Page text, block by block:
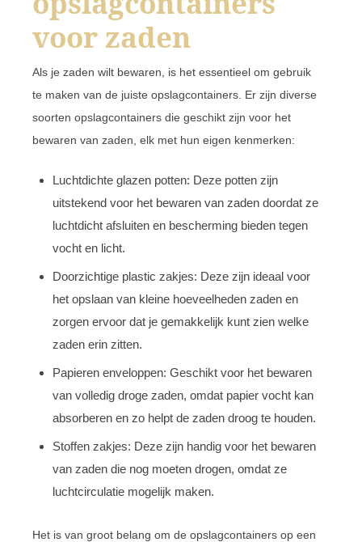
voor zaden
Als je zaden wilt bewaren, is het essentieel om gebruik
te maken van de juiste opslagcontainers. Er zijn diverse
soorten opslagcontainers die geschikt zijn voor het
bewaren van zaden, elk met hun eigen kenmerken:
Luchtdichte glazen potten: Deze potten zijn
uitstekend voor het bewaren van zaden doordat ze
luchtdicht afsluiten en bescherming bieden tegen
vocht en licht.
Doorzichtige plastic zakjes: Deze zijn ideaal voor
het opslaan van kleine hoeveelheden zaden en
zorgen ervoor dat je gemakkelijk kunt zien welke
zaden erin zitten.
Papieren enveloppen: Geschikt voor het bewaren
van volledig droge zaden, omdat papier vocht kan
absorberen en zo helpt de zaden droog te houden.
Stoffen zakjes: Deze zijn handig voor het bewaren
van zaden die nog moeten drogen, omdat ze
luchtcirculatie mogelijk maken.
Het is van groot belang om de opslagcontainers op een